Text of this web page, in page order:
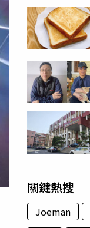
關鍵熱搜
Joeman